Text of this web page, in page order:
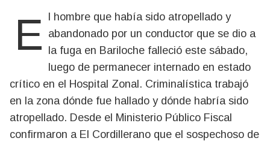
El hombre que había sido atropellado y abandonado por un conductor que se dio a
la fuga en Bariloche falleció este sábado,
luego de permanecer internado en estado
crítico en el Hospital Zonal. Criminalística trabajó
en la zona dónde fue hallado y dónde habría sido
atropellado. Desde el Ministerio Público Fiscal
confirmaron a El Cordillerano que el sospechoso de